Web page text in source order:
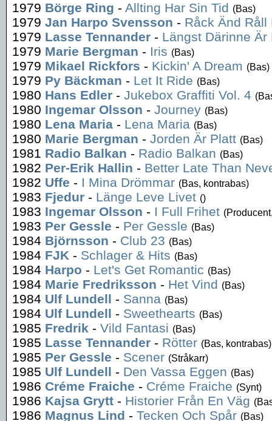
1979 Börge Ring - Allting Har Sin Tid (Bas)
1979 Jan Harpo Svensson - Råck Änd Råll
1979 Lasse Tennander - Längst Därinne
1979 Marie Bergman - Iris (Bas)
1979 Mikael Rickfors - Kickin' A Dream (Bas)
1979 Py Bäckman - Let It Ride (Bas)
1980 Hans Edler - Jukebox Graffiti Vol. 4
1980 Ingemar Olsson - Journey (Bas)
1980 Lena Maria - Lena Maria (Bas)
1980 Marie Bergman - Jorden Är Platt (Bas)
1981 Radio Balkan - Radio Balkan (Bas)
1982 Per-Erik Hallin - Better Late Than
1982 Uffe - I Mina Drömmar (Bas, kontrabas)
1983 Fjedur - Länge Leve Livet ()
1983 Ingemar Olsson - I Full Frihet
1983 Per Gessle - Per Gessle (Bas)
1984 Björnsson - Club 23 (Bas)
1984 FJK - Schlager & Hits (Bas)
1984 Harpo - Let's Get Romantic (Bas)
1984 Marie Fredriksson - Het Vind (Bas)
1984 Ulf Lundell - Sanna (Bas)
1984 Ulf Lundell - Sweethearts (Bas)
1985 Fredrik - Vild Fantasi (Bas)
1985 Lasse Tennander - Rötter (Bas, kontrabas)
1985 Per Gessle - Scener (Stråkarr)
1985 Ulf Lundell - Den Vassa Eggen (Bas)
1986 Créme Fraiche - Créme Fraiche (Synt)
1986 Kajsa Grytt - Historier Från En Väg
1986 Magnus Lind - Tecken Och Spår (Bas)